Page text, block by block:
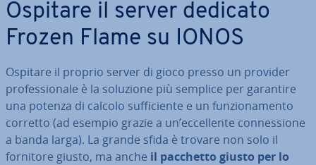
Ospitare il server dedicato
Frozen Flame su IONOS
Ospitare il proprio server di gioco presso un provider
pro­fes­sio­na­le è la soluzione più semplice per garantire
una potenza di calcolo suf­fi­cien­te e un fun­zio­na­men­to
corretto (ad esempio grazie a un’ec­cel­len­te con­nes­sio­ne
a banda larga). La grande sfida è trovare non solo il
fornitore giusto, ma anche il pacchetto giusto per lo